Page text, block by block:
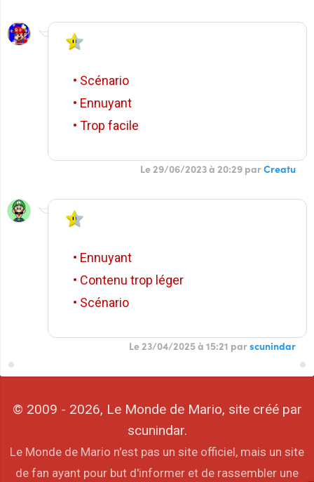
• Scénario
• Ennuyant
• Trop facile
Le 29/06/2023 à 20:29 parCreatu
• Ennuyant
• Contenu trop léger
• Scénario
Le 23/04/2025 à 15:21 parscunindar
© 2009 - 2026, Le Monde de Mario, site créé par
scunindar.
Le Monde de Mario n'est pas un site officiel, mais un site
de fan ayant pour but d'informer et de rassembler une